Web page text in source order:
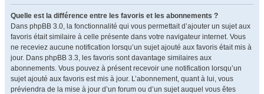
Quelle est la différence entre les favoris et les abonnements ?
Dans phpBB 3.0, la fonctionnalité qui vous permettait d’ajouter un sujet aux
favoris était similaire à celle présente dans votre navigateur internet. Vous
ne receviez aucune notification lorsqu’un sujet ajouté aux favoris était mis à
jour. Dans phpBB 3.3, les favoris sont davantage similaires aux
abonnements. Vous pouvez à présent recevoir une notification lorsqu’un
sujet ajouté aux favoris est mis à jour. L’abonnement, quant à lui, vous
préviendra de la mise à jour d’un forum ou d’un sujet auquel vous êtes